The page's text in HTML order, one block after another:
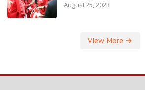
August 25, 2023
View More